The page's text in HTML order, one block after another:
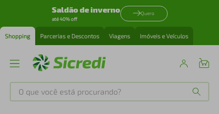
Saldão de inverno
até 40% off
Quero
Shopping Parcerias e Descontos Viagens Imóveis e Veículos
O que você está procurando?